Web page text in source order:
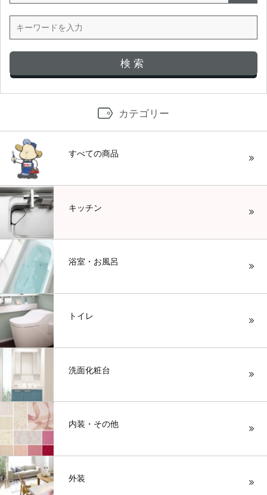
カテゴリー
すべての商品
キッチン
浴室・お風呂
トイレ
洗面化粧台
内装・その他
外装